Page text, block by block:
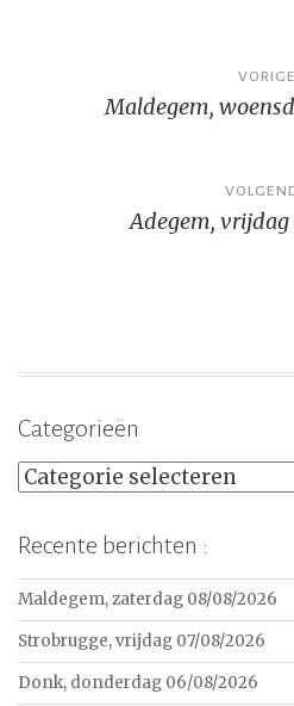
navigatie
VORIGE
Maldegem,
Adegem,
Categorieën
Categorieën
Recente berichten :
Maldegem, zaterdag 08/08/2026
Strobrugge, vrijdag 07/08/2026
Donk, donderdag 06/08/2026